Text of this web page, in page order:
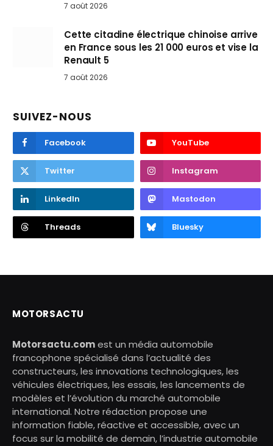
7 août 2026
Cette citadine électrique chinoise arrive
en France sous les 21 000 euros et vise la
Renault 5
7 août 2026
SUIVEZ-NOUS
Facebook YouTube
Twitter Instagram
LinkedIn Mastodon
Threads Bluesky
MOTORSACTU
Motorsactu.comest un média automobile
francophone spécialisé dans l’actualité des
constructeurs, les innovations technologiques, les
véhicules électriques, les essais, les lancements de
modèles et l’évolution du marché automobile
international. Notre rédaction propose une
information fiable, réactive et accessible, avec un
focus sur la mobilité de demain, l’industrie automobile